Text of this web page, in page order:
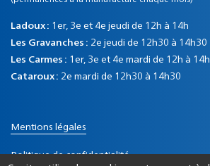
Ladoux : 1er, 3e et 4e jeudi de 12h à 14h
Les Gravanches : 2e jeudi de 12h30 à 14h30
Les Carmes : 1er, 3e et 4e mardi de 12h à 14h
Cataroux : 2e mardi de 12h30 à 14h30
Mentions légales
Politique de confidentialité